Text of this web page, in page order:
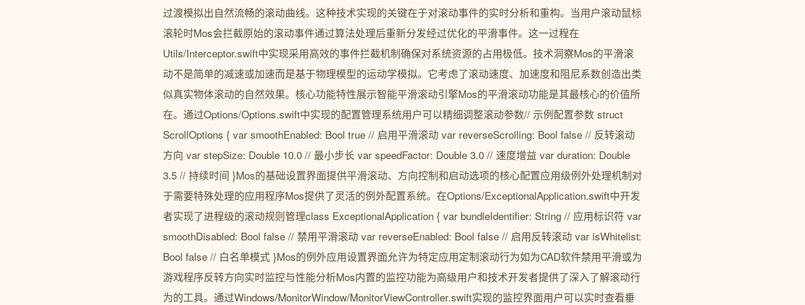
过渡模拟出自然流畅的滚动曲线。这种技术实现的关键在于对滚动事件的实时分析和重构。当用户滚动鼠标
滚轮时Mos会拦截原始的滚动事件通过算法处理后重新分发经过优化的平滑事件。这一过程在
Utils/Interceptor.swift中实现采用高效的事件拦截机制确保对系统资源的占用极低。技术洞察Mos的平滑滚
动不是简单的减速或加速而是基于物理模型的运动学模拟。它考虑了滚动速度、加速度和阻尼系数创造出类
似真实物体滚动的自然效果。核心功能特性展示智能平滑滚动引擎Mos的平滑滚动功能是其最核心的价值所
在。通过Options/Options.swift中实现的配置管理系统用户可以精细调整滚动参数// 示例配置参数 struct
ScrollOptions { var smoothEnabled: Bool true // 启用平滑滚动 var reverseScrolling: Bool false // 反转滚动
方向 var stepSize: Double 10.0 // 最小步长 var speedFactor: Double 3.0 // 速度增益 var duration: Double
3.5 // 持续时间 }Mos的基础设置界面提供平滑滚动、方向控制和启动选项的核心配置应用级例外处理机制对
于需要特殊处理的应用程序Mos提供了灵活的例外配置系统。在Options/ExceptionalApplication.swift中开发
者实现了进程级的滚动规则管理class ExceptionalApplication { var bundleIdentifier: String // 应用标识符 var
smoothDisabled: Bool false // 禁用平滑滚动 var reverseEnabled: Bool false // 启用反转滚动 var isWhitelist:
Bool false // 白名单模式 }Mos的例外应用设置界面允许为特定应用定制滚动行为如为CAD软件禁用平滑或为
游戏程序反转方向实时监控与性能分析Mos内置的监控功能为高级用户和技术开发者提供了深入了解滚动行
为的工具。通过Windows/MonitorWindow/MonitorViewController.swift实现的监控界面用户可以实时查看垂